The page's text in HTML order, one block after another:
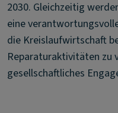
2030. Gleichzeitig
eine
die Kreislaufwirtschaft
Reparaturaktivitäten zu
gesellschaftliches